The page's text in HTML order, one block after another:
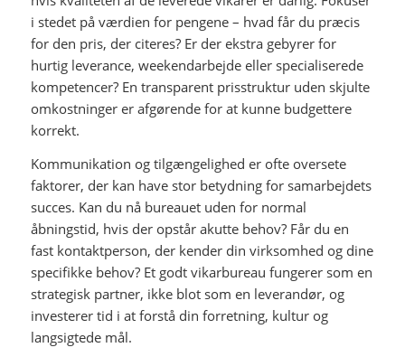
i stedet på værdien for pengene – hvad får du præcis
for den pris, der citeres? Er der ekstra gebyrer for
hurtig leverance, weekendarbejde eller specialiserede
kompetencer? En transparent prisstruktur uden skjulte
omkostninger er afgørende for at kunne budgettere
korrekt.
Kommunikation og tilgængelighed er ofte oversete
faktorer, der kan have stor betydning for samarbejdets
succes. Kan du nå bureauet uden for normal
åbningstid, hvis der opstår akutte behov? Får du en
fast kontaktperson, der kender din virksomhed og dine
specifikke behov? Et godt vikarbureau fungerer som en
strategisk partner, ikke blot som en leverandør, og
investerer tid i at forstå din forretning, kultur og
langsigtede mål.